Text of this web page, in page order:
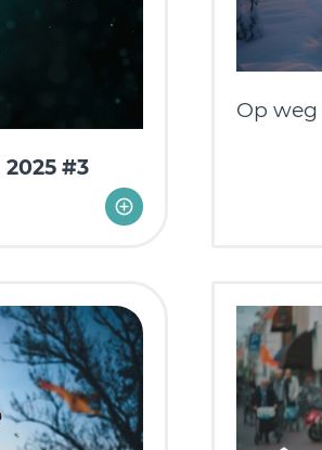
2025 #3
Op